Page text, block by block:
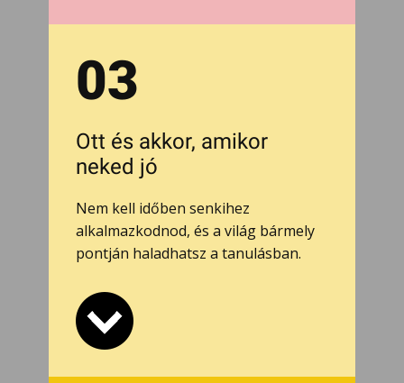
03
Ott és akkor, amikor
neked jó
Nem kell időben senkihez
alkalmazkodnod, és a világ bármely
pontján haladhatsz a tanulásban.